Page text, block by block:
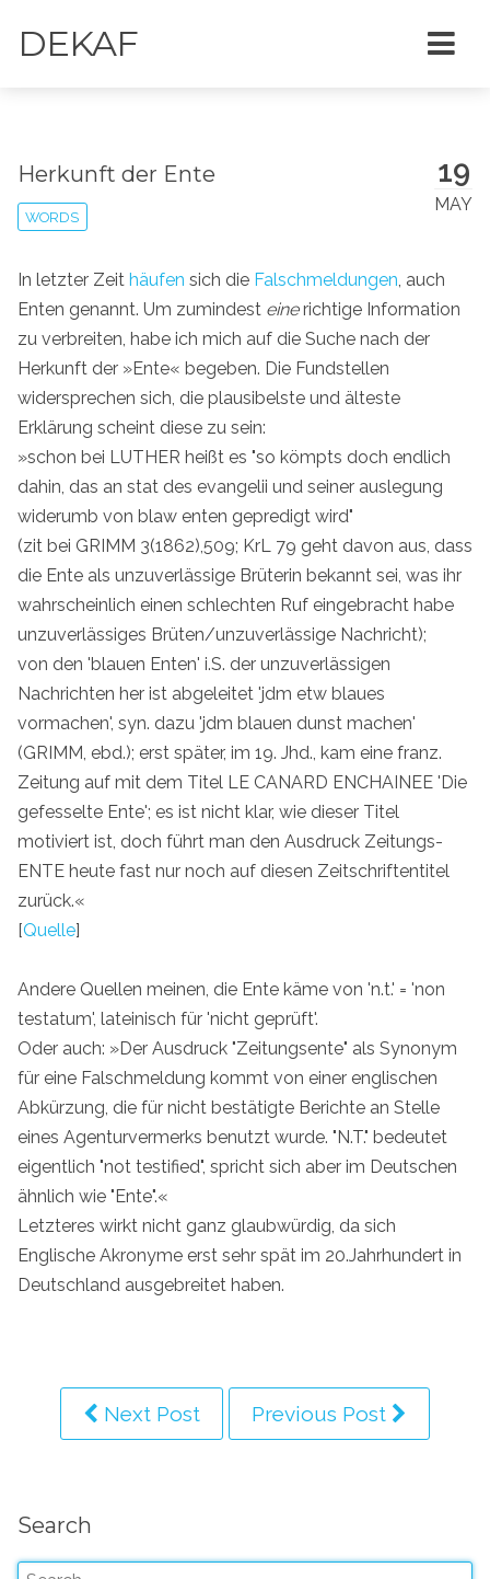
DEKAF
19
MAY
Herkunft der Ente
WORDS
In letzter Zeit häufen sich die Falschmeldungen , auch
Enten genannt. Um zumindest einerichtige Information
zu verbreiten, habe ich mich auf die Suche nach der
Herkunft der »Ente« begeben. Die Fundstellen
widersprechen sich, die plausibelste und älteste
Erklärung scheint diese zu sein:
»schon bei LUTHER heißt es "so kömpts doch endlich
dahin, das an stat des evangelii und seiner auslegung
widerumb von blaw enten gepredigt wird"
(zit bei GRIMM 3(1862),509; KrL 79 geht davon aus, dass
die Ente als unzuverlässige Brüterin bekannt sei, was ihr
wahrscheinlich einen schlechten Ruf eingebracht habe
unzuverlässiges Brüten/unzuverlässige Nachricht);
von den 'blauen Enten' i.S. der unzuverlässigen
Nachrichten her ist abgeleitet 'jdm etw blaues
vormachen', syn. dazu 'jdm blauen dunst machen'
(GRIMM, ebd.); erst später, im 19. Jhd., kam eine franz.
Zeitung auf mit dem Titel LE CANARD ENCHAINEE 'Die
gefesselte Ente'; es ist nicht klar, wie dieser Titel
motiviert ist, doch führt man den Ausdruck Zeitungs-
ENTE heute fast nur noch auf diesen Zeitschriftentitel
zurück.«
[Quelle]
Andere Quellen meinen, die Ente käme von 'n.t.' = 'non
testatum', lateinisch für 'nicht geprüft'.
Oder auch: »Der Ausdruck "Zeitungsente" als Synonym
für eine Falschmeldung kommt von einer englischen
Abkürzung, die für nicht bestätigte Berichte an Stelle
eines Agenturvermerks benutzt wurde. "N.T." bedeutet
eigentlich "not testified", spricht sich aber im Deutschen
ähnlich wie "Ente".«
Letzteres wirkt nicht ganz glaubwürdig, da sich
Englische Akronyme erst sehr spät im 20.Jahrhundert in
Deutschland ausgebreitet haben.
Next Post Previous Post
Search